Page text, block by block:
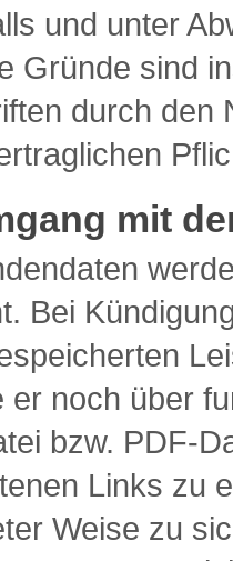
und unter
Gründe sind
durch den
mit
Bei
er noch über
bzw. PDF-
Links zu
Weise zu